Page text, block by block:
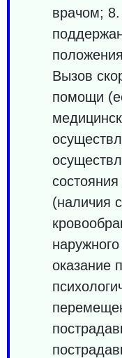
врачом;
Вызов
помощи
(наличия
оказание